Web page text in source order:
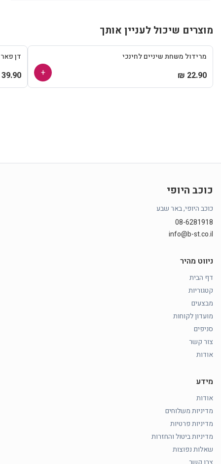
מוצרים שיכול לעניין אותך
מרידול משחת שיניים לחינכי
22.90 ₪
+
דן
39.90 ₪
כוכב היופי
כוכב היופי, באר שבע
08-6281918
info@b-st.co.il
ניווט מהיר
דף הבית
קטגוריות
מבצעים
מועדון לקוחות
סניפים
צור קשר
אודות
מידע
אודות
מדיניות משלוחים
מדיניות פרטיות
מדיניות ביטול והחזרות
שאלות נפוצות